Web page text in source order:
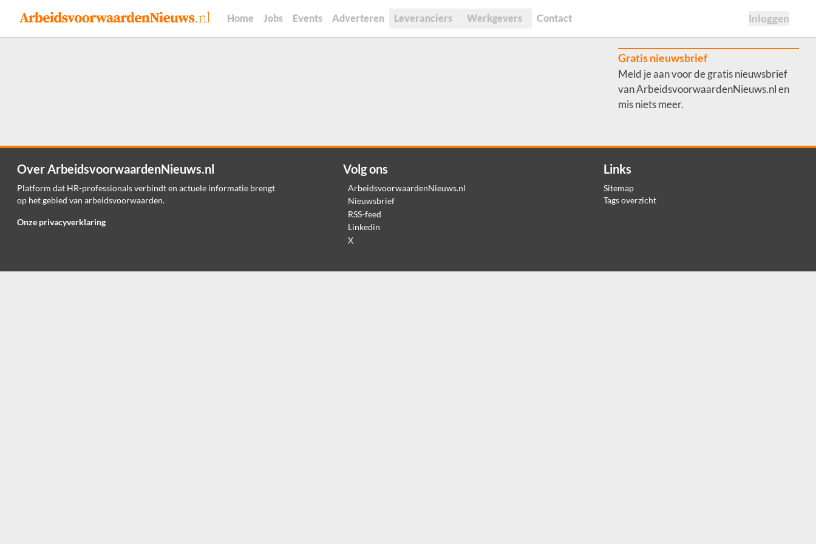
Home Jobs Events Adverteren Leveranciers Werkgevers Contact Inloggen
Gratis nieuwsbrief
Meld je aan voor de gratis nieuwsbrief
van ArbeidsvoorwaardenNieuws.nl en
mis niets meer.
Over ArbeidsvoorwaardenNieuws.nl
Platform dat HR-professionals verbindt en actuele informatie brengt
op het gebied van arbeidsvoorwaarden.
Onze privacyverklaring
Volg ons
ArbeidsvoorwaardenNieuws.nl
Nieuwsbrief
RSS-feed
Linkedin
X
Links
Sitemap
Tags overzicht